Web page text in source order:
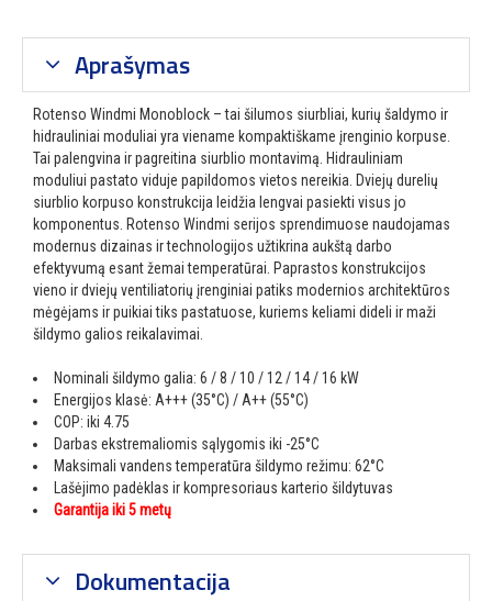
Aprašymas
Rotenso Windmi Monoblock – tai šilumos siurbliai, kurių šaldymo ir
hidrauliniai moduliai yra viename kompaktiškame įrenginio korpuse.
Tai palengvina ir pagreitina siurblio montavimą. Hidrauliniam
moduliui pastato viduje papildomos vietos nereikia. Dviejų durelių
siurblio korpuso konstrukcija leidžia lengvai pasiekti visus jo
komponentus. Rotenso Windmi serijos sprendimuose naudojamas
modernus dizainas ir technologijos užtikrina aukštą darbo
efektyvumą esant žemai temperatūrai. Paprastos konstrukcijos
vieno ir dviejų ventiliatorių įrenginiai patiks modernios architektūros
mėgėjams ir puikiai tiks pastatuose, kuriems keliami dideli ir maži
šildymo galios reikalavimai.
Nominali šildymo galia: 6 / 8 / 10 / 12 / 14 / 16 kW
Energijos klasė: A+++ (35°C) / A++ (55°C)
COP: iki 4.75
Darbas ekstremaliomis sąlygomis iki -25°C
Maksimali vandens temperatūra šildymo režimu: 62°C
Lašėjimo padėklas ir kompresoriaus karterio šildytuvas
Garantija iki 5 metų
Dokumentacija